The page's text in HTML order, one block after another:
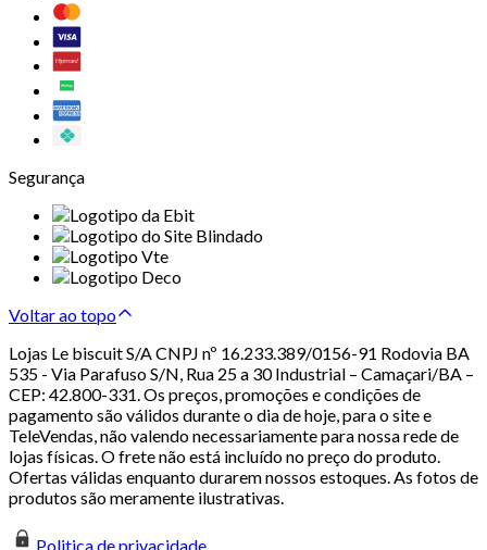
Segurança
Voltar ao topo
Lojas Le biscuit S/A CNPJ nº 16.233.389/0156-91 Rodovia BA
535 - Via Parafuso S/N, Rua 25 a 30 Industrial – Camaçari/BA –
CEP: 42.800-331. Os preços, promoções e condições de
pagamento são válidos durante o dia de hoje, para o site e
TeleVendas, não valendo necessariamente para nossa rede de
lojas físicas. O frete não está incluído no preço do produto.
Ofertas válidas enquanto durarem nossos estoques. As fotos de
produtos são meramente ilustrativas.
Politica de privacidade